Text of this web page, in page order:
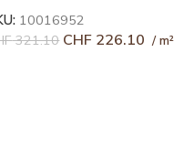
10016950
321.10 CHF 226.10